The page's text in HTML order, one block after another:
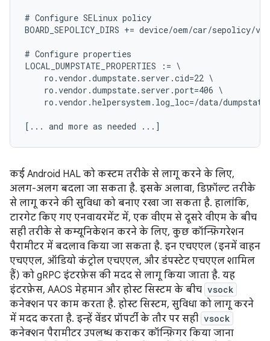
# Configure SELinux policy
BOARD_SEPOLICY_DIRS += device/oem/car/sepolicy/
# Configure properties
LOCAL_DUMPSTATE_PROPERTIES := \
    ro.vendor.dumpstate.server.cid=22 \
    ro.vendor.dumpstate.server.port=406 \
    ro.vendor.helpersystem.log_loc=/data/dumpstate
कई Android HAL को कस्टम तरीके से लागू करने के लिए,
अलग-अलग बदला जा सकता है. इसके अलावा, डिफ़ॉल्ट तरीके
से लागू करने की सुविधा को बनाए रखा जा सकता है. हालांकि,
टारगेट किए गए एनवायरमेंट में, एक वीएम से दूसरे वीएम के बीच
सही तरीके से कम्यूनिकेशन करने के लिए, कुछ कॉन्फ़िगरेशन
पैरामीटर में बदलाव किया जा सकता है. इन एचएएल (इनमें वाहन
एचएएल, ऑडियो कंट्रोल एचएएल, और डंपस्टेट एचएएल शामिल
हैं) को gRPC इंटरफ़ेस की मदद से लागू किया जाता है. यह
इंटरफ़ेस, AAOS मेहमान और होस्ट सिस्टम के बीच vsock
कनेक्शन पर काम करता है. होस्ट सिस्टम, सुविधा को लागू करने
में मदद करता है. इन्हें वेंडर प्रॉपर्टी के तौर पर सही vsock
कनेक्शन पैरामीटर उपलब्ध कराकर कॉन्फ़िगर किया जाना